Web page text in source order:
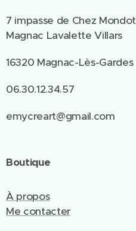
7 impasse de Chez Mondot
Magnac Lavalette Villars
16320 Magnac-Lès-Gardes
06.30.12.34.57
emycreart@gmail.com
Boutique
À propos
Me contacter